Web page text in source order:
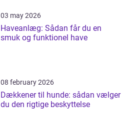
03 may 2026
Haveanlæg: Sådan får du en
smuk og funktionel have
08 february 2026
Dækkener til hunde: sådan vælger
du den rigtige beskyttelse